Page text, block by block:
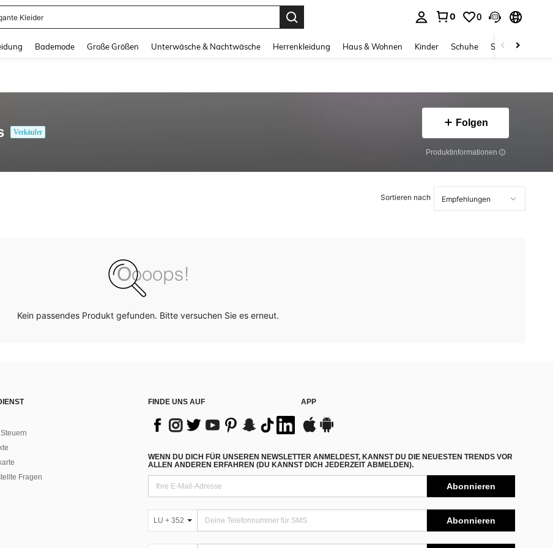
Kleider
0 0
Bademode Große Größen Unterwäsche & Nachtwäsche Herrenkleidung Haus & Wohnen Kinder Schuhe Schmuck &
Verkäufer
Folgen
Produktinformationen
Sortieren nach
Kein passendes Produkt gefunden. Bitte versuchen Sie es erneut.
Fragen
FINDE UNS AUF APP
WENN DU DICH FÜR UNSEREN NEWSLETTER ANMELDEST, KANNST DU DIE NEUESTEN TRENDS VOR
ALLEN ANDEREN ERFAHREN (DU KANNST DICH JEDERZEIT ABMELDEN).
Abonnieren
LU + 352 Abonnieren